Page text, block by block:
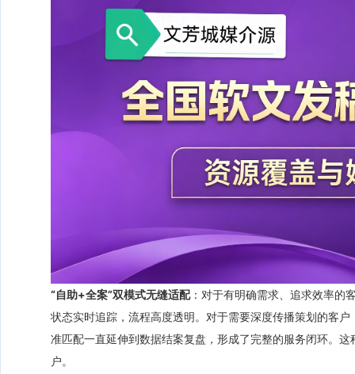
“自助+全案”双模式无缝适配：对于有明确需求、追求效率的
状态实时追踪，流程高度透明。对于需要深度传播策划的客
准匹配一直延伸到数据结案复盘，形成了完整的服务闭环。
户。